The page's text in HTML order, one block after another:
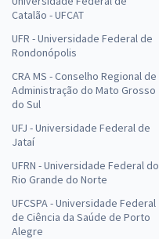
Catalão - UFCAT
UFR - Universidade Federal de
Rondonópolis
CRA MS - Conselho Regional de
Administração do Mato Grosso
do Sul
UFJ - Universidade Federal de
Jataí
UFRN - Universidade Federal do
Rio Grande do Norte
UFCSPA - Universidade Federal
de Ciência da Saúde de Porto
Alegre